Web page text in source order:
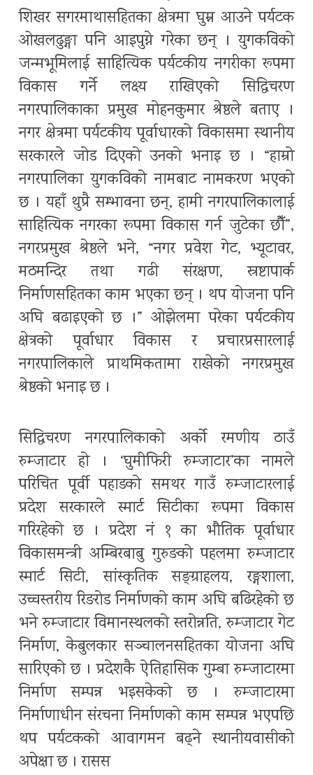
शिखर सगरमाथासहितका क्षेत्रमा घुम्न आउने पर्यटक
ओखलढुङ्गा पनि आइपुग्ने गरेका छन् । युगकविको
जन्मभूमिलाई साहित्यिक पर्यटकीय नगरीका रूपमा
विकास गर्ने लक्ष्य राखिएको सिद्धिचरण
नगरपालिकाका प्रमुख मोहनकुमार श्रेष्ठले बताए ।
नगर क्षेत्रमा पर्यटकीय पूर्वाधारको विकासमा स्थानीय
सरकारले जोड दिएको उनको भनाइ छ । “हाम्रो
नगरपालिका युगकविको नामबाट नामकरण भएको
छ । यहाँ थुप्रै सम्भावना छन्, हामी नगरपालिकालाई
साहित्यिक नगरका रूपमा विकास गर्न जुटेका छौँ”,
नगरप्रमुख श्रेष्ठले भने, “नगर प्रवेश गेट, भ्यूटावर,
मठमन्दिर तथा गढी संरक्षण, स्रष्टापार्क
निर्माणसहितका काम भएका छन् । थप योजना पनि
अघि बढाइएको छ ।” ओझेलमा परेका पर्यटकीय
क्षेत्रको पूर्वाधार विकास र प्रचारप्रसारलाई
नगरपालिकाले प्राथमिकतामा राखेको नगरप्रमुख
श्रेष्ठको भनाइ छ ।
सिद्धिचरण नगरपालिकाको अर्को रमणीय ठाउँ
रुम्जाटार हो । ‘घुमीफिरी रुम्जाटार’का नामले
परिचित पूर्वी पहाडको समथर गाउँ रुम्जाटारलाई
प्रदेश सरकारले स्मार्ट सिटीका रूपमा विकास
गरिरहेको छ । प्रदेश नं १ का भौतिक पूर्वाधार
विकासमन्त्री अम्बिरबाबु गुरुङको पहलमा रुम्जाटार
स्मार्ट सिटी, सांस्कृतिक सङ्ग्राहलय, रङ्गशाला,
उच्चस्तरीय रिङरोड निर्माणको काम अघि बढिरहेको छ
भने रुम्जाटार विमानस्थलको स्तरोन्नति, रुम्जाटार गेट
निर्माण, केबुलकार सञ्चालनसहितका योजना अघि
सारिएको छ । प्रदेशकै ऐतिहासिक गुम्बा रुम्जाटारमा
निर्माण सम्पन्न भइसकेको छ । रुम्जाटारमा
निर्माणाधीन संरचना निर्माणको काम सम्पन्न भएपछि
थप पर्यटकको आवागमन बढ्ने स्थानीयवासीको
अपेक्षा छ । रासस